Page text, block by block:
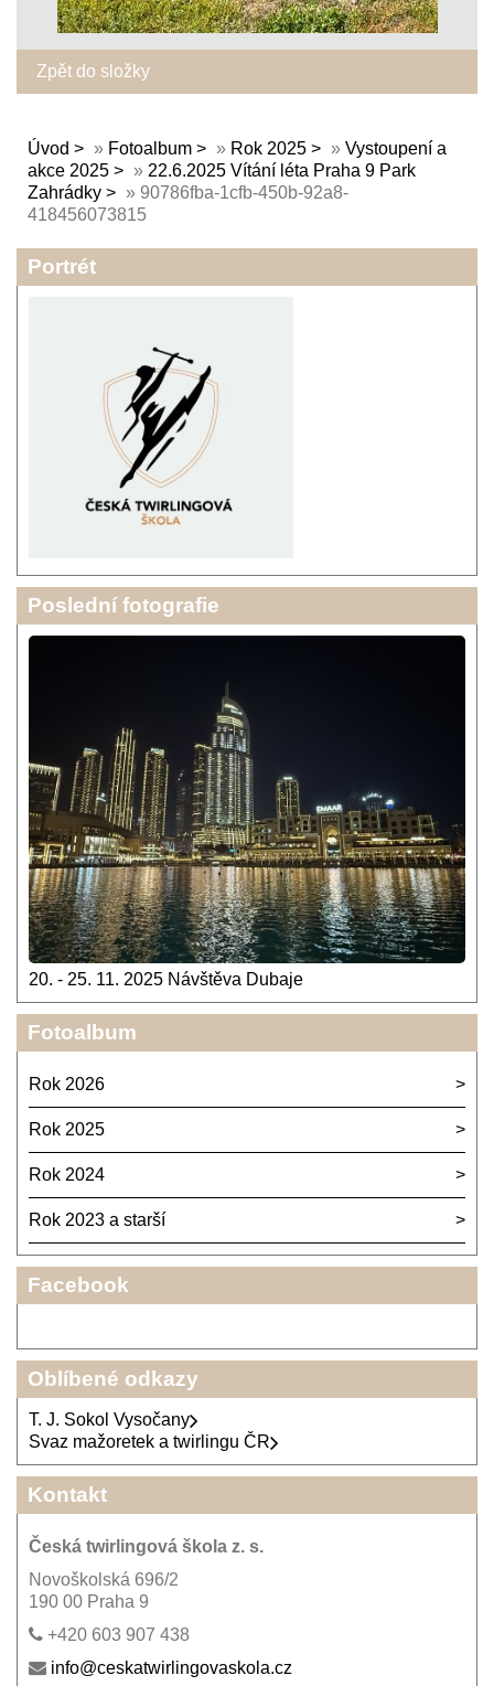
Zpět do složky
Úvod » Fotoalbum » Rok 2025 » Vystoupení a
akce 2025
» 22.6.2025 Vítání léta Praha 9 Park
Zahrádky
» 90786fba-1cfb-450b-92a8-
418456073815
Portrét
Poslední fotografie
20. - 25. 11. 2025 Návštěva Dubaje
Fotoalbum
Rok 2026
Rok 2025
Rok 2024
Rok 2023 a starší
Facebook
Oblíbené odkazy
T. J. Sokol Vysočany
Svaz mažoretek a twirlingu ČR
Kontakt
Česká twirlingová škola z. s.
Novoškolská 696/2
190 00 Praha 9
+420 603 907 438
info@ceskatwirlingovaskola.cz